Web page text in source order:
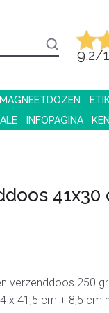
9.2/
INFOPAGINA
41x30
verzenddoos 250
x 41,5 cm + 8,5 cm